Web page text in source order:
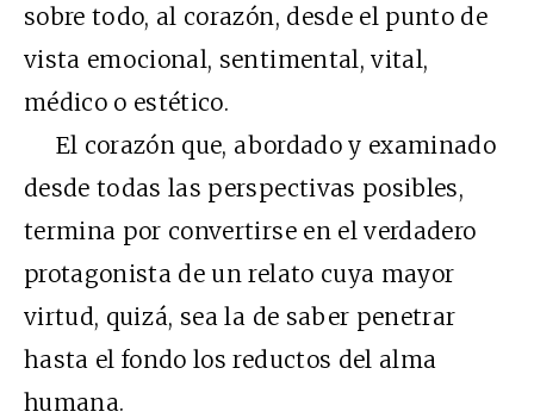
sobre todo, al corazón, desde el punto de
vista emocional, sentimental, vital,
médico o estético.
El corazón que, abordado y examinado
desde todas las perspectivas posibles,
termina por convertirse en el verdadero
protagonista de un relato cuya mayor
virtud, quizá, sea la de saber penetrar
hasta el fondo los reductos del alma
humana.